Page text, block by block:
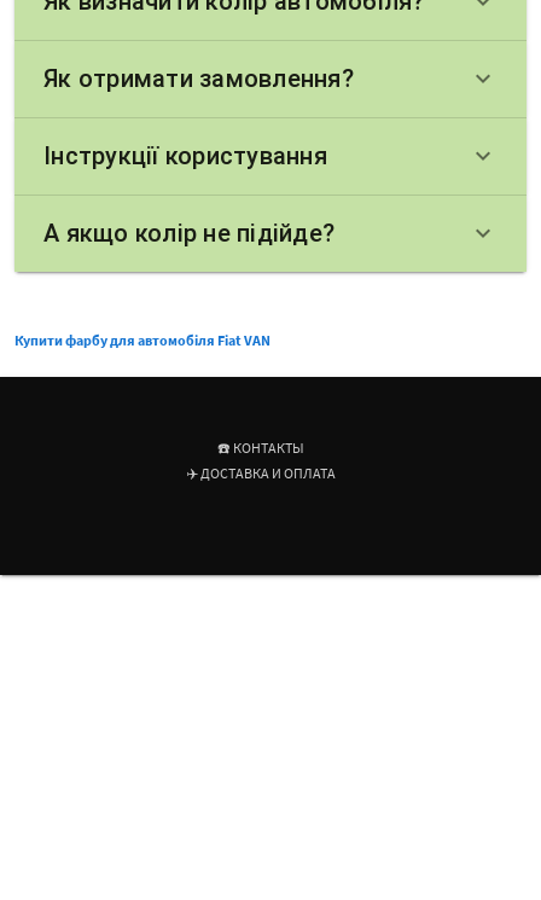
Як отримати замовлення? keyboard_arrow_down
Інструкції користування keyboard_arrow_down
А якщо колір не підійде? keyboard_arrow_down
Купити фарбу для автомобіля Fiat VAN
☎️ КОНТАКТЫ
✈️ ДОСТАВКА И ОПЛАТА